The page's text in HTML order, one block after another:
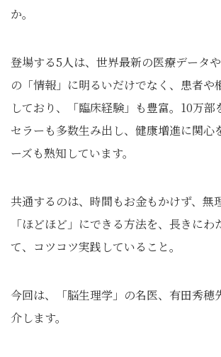
か。
登場する5人は、世界最新の医療データ
の「情報」に明るいだけでなく、患者や
しており、「臨床経験」も豊富。10万部
セラーも多数生み出し、健康増進に関心
ーズも熟知しています。
共通するのは、時間もお金もかけず、無
「ほどほど」にできる方法を、長きに
て、コツコツ実践していること。
今回は、「脳生理学」の名医、有田秀穂
介します。